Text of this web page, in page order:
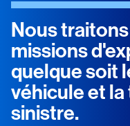
Nous
missions
quelque soit
véhicule et
sinistre.